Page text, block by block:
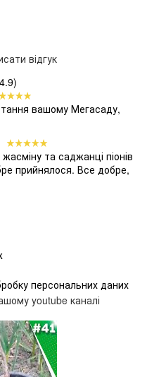
відгук
вашому Мегасаду,
та саджанці піонів
прийнялося. Все добре,
персональних даних
youtube каналі